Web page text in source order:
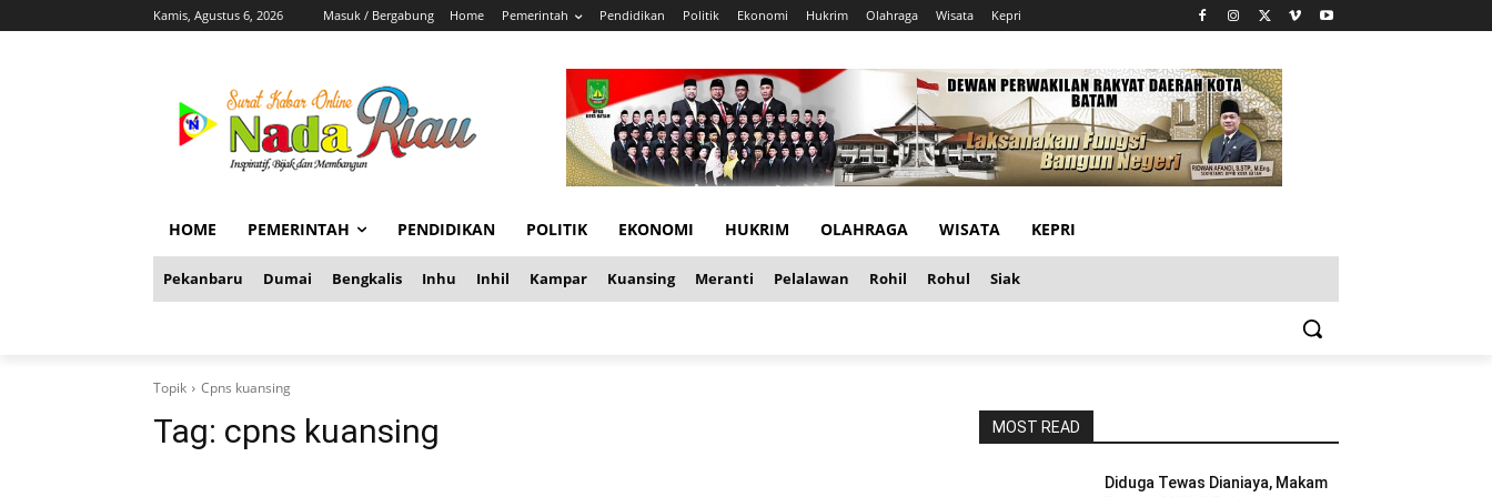
Kamis, Agustus 6, 2026 Masuk / Bergabung Home Pemerintah Pendidikan Politik Ekonomi Hukrim Olahraga Wisata Kepri
HOME PEMERINTAH PENDIDIKAN POLITIK EKONOMI HUKRIM OLAHRAGA WISATA KEPRI
Pekanbaru Dumai Bengkalis Inhu Inhil Kampar Kuansing Meranti Pelalawan Rohil Rohul Siak
Topik Cpns kuansing
Tag: cpns kuansing MOST READ
Diduga Tewas Dianiaya, Makam